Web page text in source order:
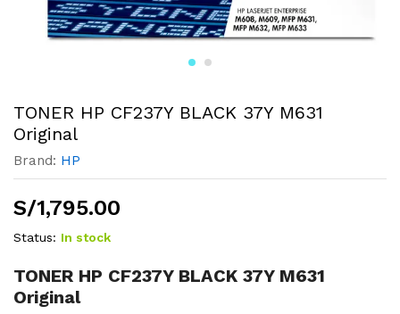
TONER HP CF237Y BLACK 37Y M631
Original
Brand: HP
S/1,795.00
Status: In stock
TONER HP CF237Y BLACK 37Y M631
Original